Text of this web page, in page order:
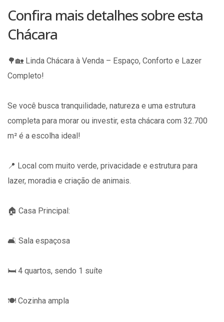
Confira mais detalhes sobre esta
Chácara
🌳🏡 Linda Chácara à Venda – Espaço, Conforto e Lazer
Completo!
Se você busca tranquilidade, natureza e uma estrutura
completa para morar ou investir, esta chácara com 32.700
m² é a escolha ideal!
📍 Local com muito verde, privacidade e estrutura para
lazer, moradia e criação de animais.
🏠 Casa Principal:
🛋️ Sala espaçosa
🛏️ 4 quartos, sendo 1 suíte
🍽️ Cozinha ampla